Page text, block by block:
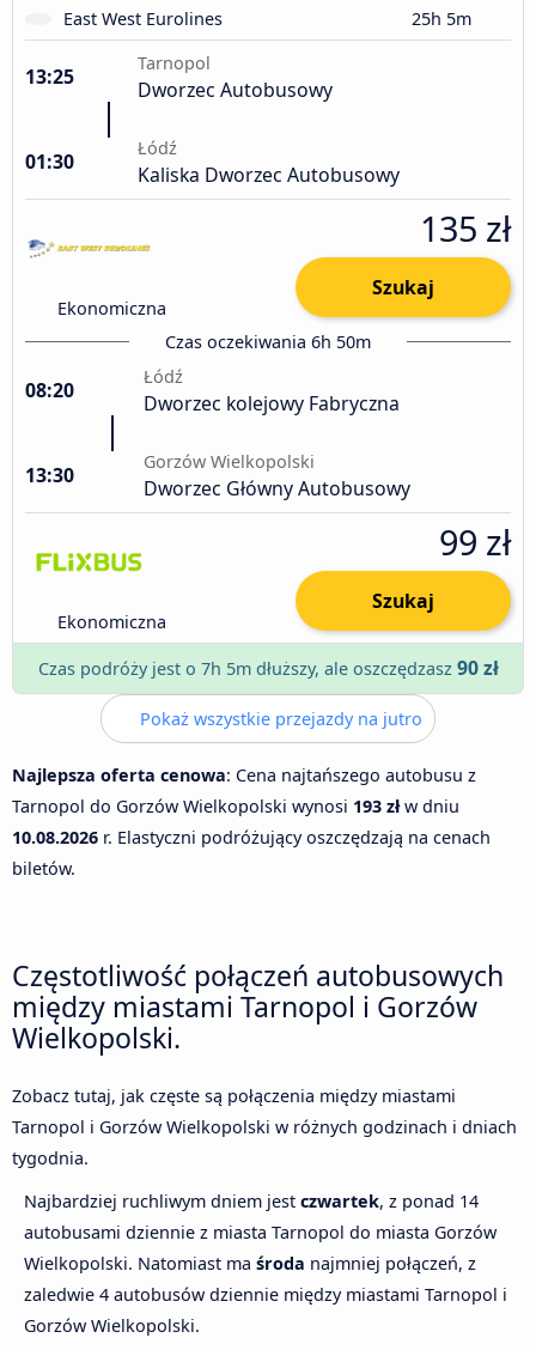
East West Eurolines 25h 5m
13:25
Tarnopol
Dworzec Autobusowy
01:30
Łódź
Kaliska Dworzec Autobusowy
Ekonomiczna
135 zł
Szukaj
Czas oczekiwania 6h 50m
08:20
Łódź
Dworzec kolejowy Fabryczna
13:30
Gorzów Wielkopolski
Dworzec Główny Autobusowy
Ekonomiczna
99 zł
Szukaj
Czas podróży jest o 7h 5m dłuższy, ale oszczędzasz 90 zł
Pokaż wszystkie przejazdy na jutro
Najlepsza oferta cenowa: Cena najtańszego autobusu z
Tarnopol do Gorzów Wielkopolski wynosi 193 złw dniu
10.08.2026 r. Elastyczni podróżujący oszczędzają na cenach
biletów.
Częstotliwość połączeń autobusowych
między miastami Tarnopol i Gorzów
Wielkopolski.
Zobacz tutaj, jak częste są połączenia między miastami
Tarnopol i Gorzów Wielkopolski w różnych godzinach i dniach
tygodnia.
Najbardziej ruchliwym dniem jest czwartek, z ponad 14
autobusami dziennie z miasta Tarnopol do miasta Gorzów
Wielkopolski. Natomiast ma środa najmniej połączeń, z
zaledwie 4 autobusów dziennie między miastami Tarnopol i
Gorzów Wielkopolski.